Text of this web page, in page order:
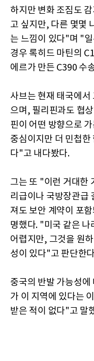
하지만 변화 조짐도
고 싶지만, 다른 몇몇
는 느낌이 있다"며 "
경우 록히드 마틴의
에르가 만든 C390 수
사브는 현재 태국에
으며, 필리핀과도 협
핀이 어떤 방향으로
중심이지만 더 민첩한
다"고 내다봤다.
그는 또 "이런 거대한
리급이나 국방장관급
져도 보안 계약이 포
명했다. "미국 같은 나
어렵지만, 그것을 원
성이 있다"고 판단한
중국의 반발 가능성
가 이 지역에 있다는
받은 적이 없다"고 말